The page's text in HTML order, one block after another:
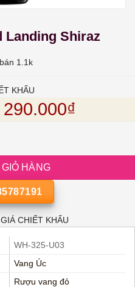
Landing Shiraz
1.1k
KHẤU
Giá gốc là:
290.000₫
số lượng
HÀNG
CHIẾT KHẤU
WH-325-U03
Vang Úc
Rượu vang đỏ